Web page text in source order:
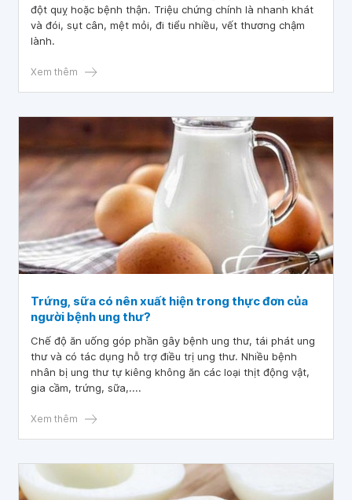
đột quỵ hoặc bệnh thận. Triệu chứng chính là nhanh khát
và đói, sụt cân, mệt mỏi, đi tiểu nhiều, vết thương chậm
lành.
Xem thêm
Trứng, sữa có nên xuất hiện trong thực đơn của
người bệnh ung thư?
Chế độ ăn uống góp phần gây bệnh ung thư, tái phát ung
thư và có tác dụng hỗ trợ điều trị ung thư. Nhiều bệnh
nhân bị ung thư tự kiêng không ăn các loại thịt động vật,
gia cầm, trứng, sữa,....
Xem thêm